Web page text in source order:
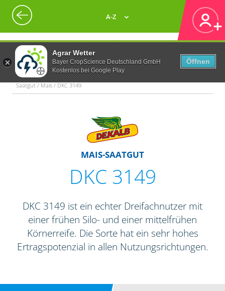
Agrar Wetter
Bayer CropScience Deutschland GmbH
Kostenlos bei Google Play
Öffnen
A-Z
Saatgut / Mais / DKC 3149
MAIS-SAATGUT
DKC 3149
DKC 3149 ist ein echter Dreifachnutzer mit
einer frühen Silo- und einer mittelfrühen
Körnerreife. Die Sorte hat ein sehr hohes
Ertragspotenzial in allen Nutzungsrichtungen.